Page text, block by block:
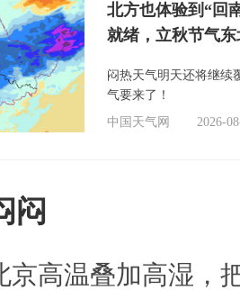
北方也体验到“回
就绪，立秋节气
闷热天气明天还将继续
气要来了！
中国天气网
2026-
闷
京高温叠加高湿，